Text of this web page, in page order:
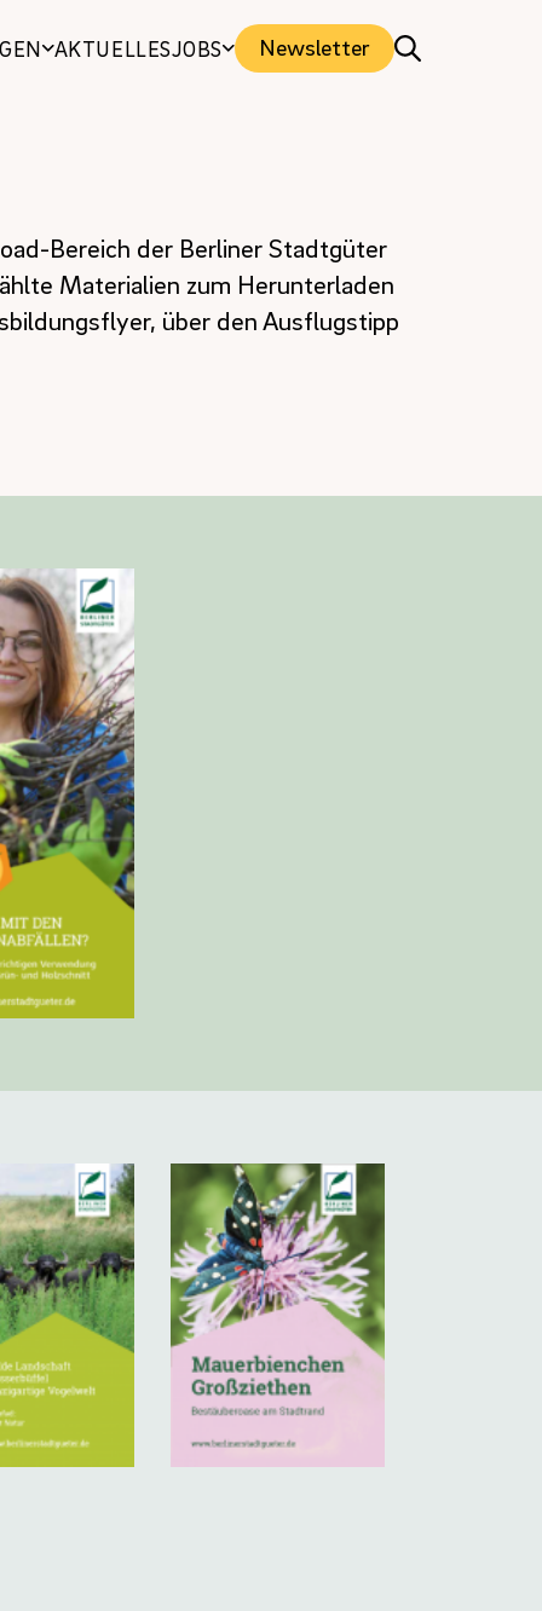
AKTUELLESJOBS Newsletter
Bereich der Berliner Stadtgüter
Materialien zum Herunterladen
über den Ausflugstipp